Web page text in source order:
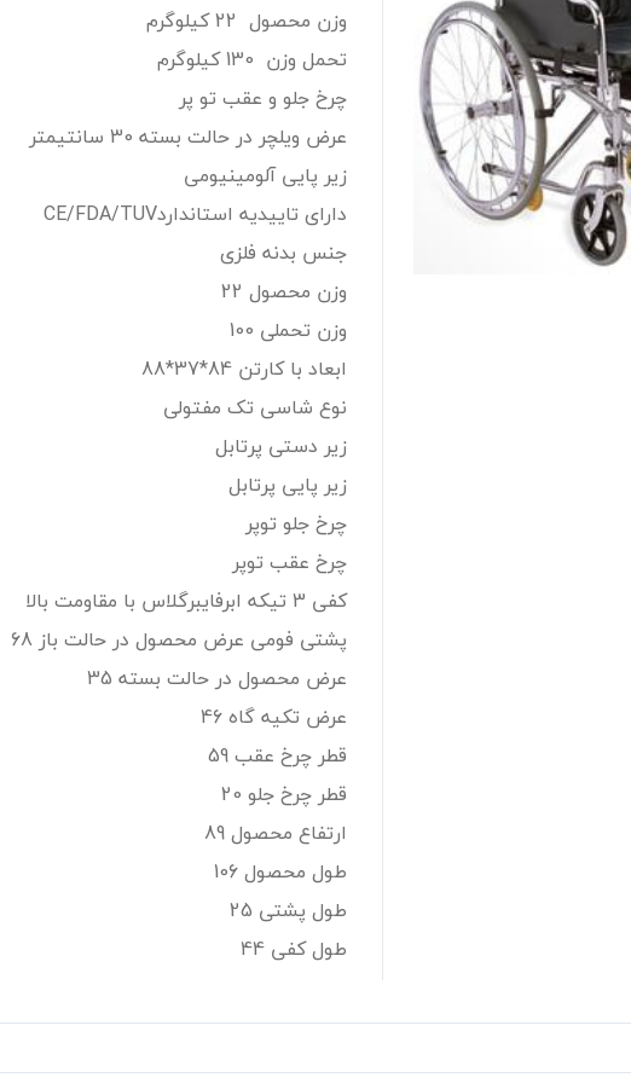
وزن محصول 22 کیلوگرم
تحمل وزن 130 کیلوگرم
چرخ جلو و عقب تو پر
عرض ویلچر در حالت بسته 30 سانتیمتر
زیر پایی آلومینیومی
دارای تاییدیه استانداردCE/FDA/TUV
جنس بدنه فلزی
وزن محصول 22
وزن تحملی 100
ابعاد با کارتن 84*37*88
نوع شاسی تک مفتولی
زیر دستی پرتابل
زیر پایی پرتابل
چرخ جلو توپر
چرخ عقب توپر
کفی 3 تیکه ابرفایبرگلاس با مقاومت بالا
پشتی فومی عرض محصول در حالت باز 68
عرض محصول در حالت بسته 35
عرض تکیه گاه 46
قطر چرخ عقب 59
قطر چرخ جلو 20
ارتفاع محصول 89
طول محصول 106
طول پشتی 25
طول کفی 44